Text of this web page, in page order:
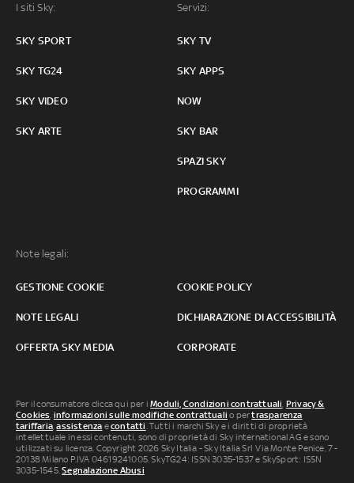
I siti Sky:
SKY SPORT
SKY TG24
SKY VIDEO
SKY ARTE
Servizi:
SKY TV
SKY APPS
NOW
SKY BAR
SPAZI SKY
PROGRAMMI
Note legali:
GESTIONE COOKIE COOKIE POLICY
NOTE LEGALI DICHIARAZIONE DI ACCESSIBILITÀ
OFFERTA SKY MEDIA CORPORATE
Per il consumatore clicca qui per iModuli, Condizioni contrattuali, Privacy &
Cookies, informazioni sulle modifiche contrattuali o pertrasparenza
tariffaria,assistenza econtatti. Tutti i marchi Sky e i diritti di proprietà
intellettuale in essi contenuti, sono di proprietà di Sky international AG e sono
utilizzati su licenza. Copyright 2026 Sky Italia - Sky Italia Srl Via Monte Penice, 7 -
20138 Milano P.IVA 04619241005. SkyTG24: ISSN 3035-1537 e SkySport: ISSN
3035-1545.Segnalazione Abusi